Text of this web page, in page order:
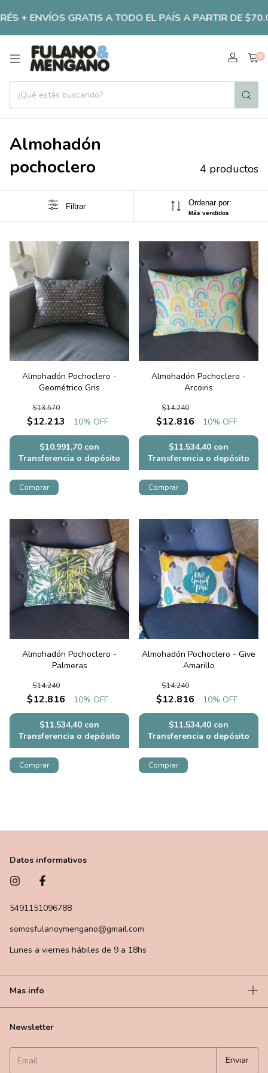
+ ENVÍOS GRATIS A TODO EL PAÍS A PARTIR DE
0
Almohadón
pochoclero
4 productos
Filtrar Ordenar por:
Más vendidos
Almohadón Pochoclero -
Geométrico Gris
$12.213
$13.570
10% OFF
$10.991,70 con
Transferencia o depósito
Almohadón Pochoclero -
Arcoiris
$12.816
$14.240
10% OFF
$11.534,40 con
Transferencia o depósito
Almohadón Pochoclero -
Palmeras
$12.816
$14.240
10% OFF
$11.534,40 con
Transferencia o depósito
Almohadón Pochoclero - Give
Amarillo
$12.816
$14.240
10% OFF
$11.534,40 con
Transferencia o depósito
Datos informativos
5491151096788
somosfulanoymengano@gmail.com
Lunes a viernes hábiles de 9 a 18hs
Mas info
Newsletter